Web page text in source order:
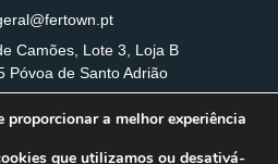
Camões, Lote 3, Loja B
Póvoa de Santo Adrião
a melhor experiência
que utilizamos ou desativá-